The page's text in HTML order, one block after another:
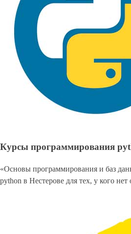
Курсы программирования
«Основы программирования и баз
python в Нестерове для тех, у кого